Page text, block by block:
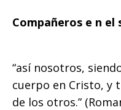
en
Compañeros e n el
“así nosotros,
cuerpo en Cristo, y
de los otros.”